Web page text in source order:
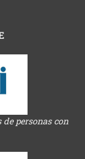
de personas con